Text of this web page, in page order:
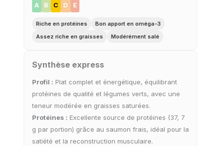
A B C D E
Riche en protéines
Bon apport en oméga-3
Assez riche en graisses
Modérément salé
Synthèse express
Profil : Plat complet et énergétique, équilibrant
protéines de qualité et légumes verts, avec une
teneur modérée en graisses saturées.
Protéines : Excellente source de protéines (37, 7
g par portion) grâce au saumon frais, idéal pour la
satiété et la reconstruction musculaire.